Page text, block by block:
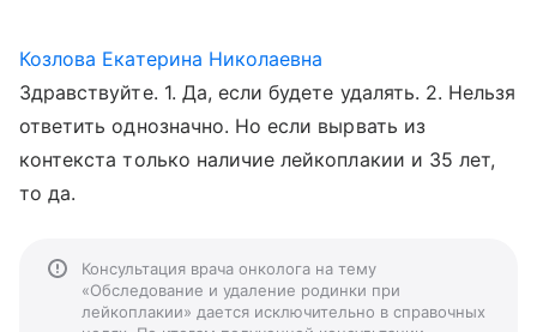
Козлова Екатерина Николаевна
Здравствуйте. 1. Да, если будете удалять. 2. Нельзя
ответить однозначно. Но если вырвать из
контекста только наличие лейкоплакии и 35 лет,
то да.
Консультация врача онколога на тему
«Обследование и удаление родинки при
лейкоплакии» дается исключительно в справочных